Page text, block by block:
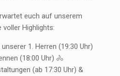
euch auf unserem
voller Highlights:
1. Herren (19:30 Uhr)
(18:00 Uhr) 🚴
(ab 17:30 Uhr) &